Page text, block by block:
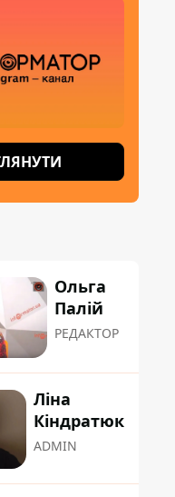
Ольга
Палій
РЕДАКТОР
Ліна
Кіндратюк
ADMIN